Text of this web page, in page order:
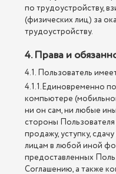
по трудоустройству,
(физических лиц) за
трудоустройству.
4. Права и
4.1. Пользователь
4.1.1.Единовременно
компьютере
ни он сам, ни любые
стороны Пользователя
продажу, уступку,
лицам в любой иной
предоставленных
Соглашению, а также